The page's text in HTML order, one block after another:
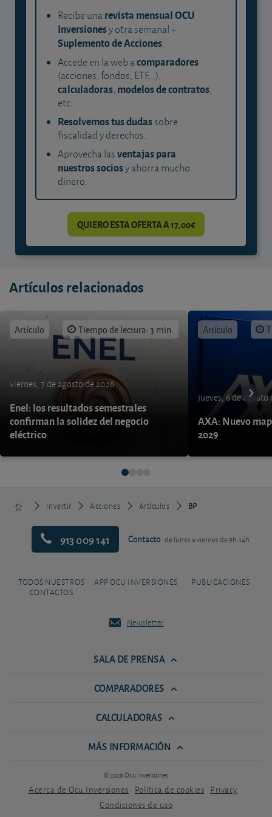
Recibe unarevista mensual OCU
Inversionesy otra semanal +
Suplemento de Acciones.
Accede en la web acomparadores
(acciones, fondos, ETF...),
calculadoras, modelos de contratos,
etc.
Resolvemos tus dudassobre
fiscalidad y derechos.
Aprovecha lasventajas para
nuestros sociosy ahorra mucho
dinero.
QUIERO ESTA OFERTA A 17,00€
Artículos relacionados
Artículo Tiempo de lectura: 3 min.
viernes, 7 de agosto de 2026
Enel: los resultados semestrales
confirman la solidez del negocio
eléctrico
Artículo
jueves, 6 de agosto
AXA: Nuevo
2029
Invertir Acciones Artículos BP
913 009 141 Contacto de lunes a viernes de 9h-14h
TODOS NUESTROS
CONTACTOS
APP OCU INVERSIONES PUBLICACIONES
Newsletter
SALA DE PRENSA
COMPARADORES
CALCULADORAS
MÁS INFORMACIÓN
© 2026 Ocu Inversiones
Acerca de Ocu Inversiones Política de cookies Privacy
Condiciones de uso